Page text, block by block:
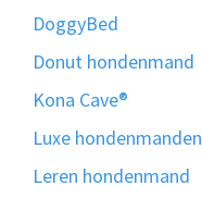
DoggyBed
Donut hondenmand
Kona Cave®
Luxe hondenmanden
Leren hondenmand